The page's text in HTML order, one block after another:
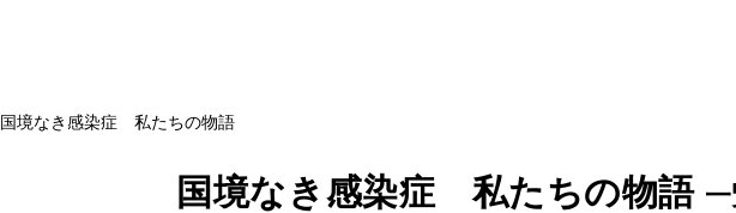
国境なき感染症 私たちの物語
国境なき感染症 私たちの物語